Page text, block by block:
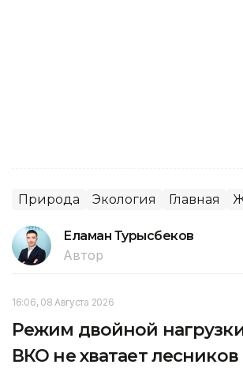
Природа Экология Главная
Еламан Турысбеков
Автор
16:06, 08 Августа 2026
Режим двойной
ВКО не хватает лесников